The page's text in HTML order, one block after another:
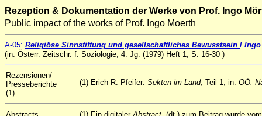
Rezeption & Dokumentation der Werke von Prof. Ingo
Public impact of the works of Prof. Ingo Moerth
A-05: Religiöse Sinnstiftung und gesellschaftliches Bewusstsein /
(in: Österr. Zeitschr. f. Soziologie, 4. Jg. (1979) Heft 1, S. 16-30 )
Rezensionen/
Presseberichte
(1)
(1) Erich R. Pfeifer: Sekten im Land, Teil 1, in: OÖ.